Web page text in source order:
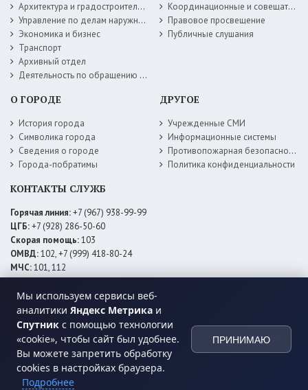
Мы используем сервисы веб-
аналитики Яндекс Метрика и
Спутник с помощью технологии
«cookie», чтобы сайт был удобнее.
Вы можете запретить обработку
cookies в настройках браузера.
Подробнее
ПРИНИМАЮ
Архитектура и градостроительство
Управление по делам наружной рекламы
Экономика и бизнес
Транспорт
Архивный отдел
Деятельность по обращению с животными без владельцев
Координационные и совещательные органы
Правовое просвещение
Публичные слушания
О ГОРОДЕ
История города
Символика города
Сведения о городе
Города-побратимы
ДРУГОЕ
Учрежденные СМИ
Информационные системы
Противопожарная безопасность
Политика конфиденциальности
КОНТАКТЫ СЛУЖБ
Горячая линия:+7 (967) 938-99-99
ЦГБ:+7 (928) 286-50-60
Скорая помощь:103
ОМВД:102, +7 (999) 418-80-24
МЧС:101, 112
ЕДДС:+7 (928) 576-09-83
Электросети:+7 (800) 220-02-20
Даггаз:+7 (928) 980-64-04
Горводоснаб: +7 (928) 559-59-74
Теплоснаб: +7 (928) 873-27-09
МФЦ:+7 (938) 777-82-44
© 2026 Администрация